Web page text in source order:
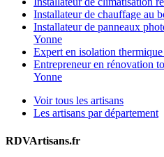
Installateur de chauffage au
Installateur de panneaux
Yonne
Expert en isolation
Entrepreneur en rénovation
Yonne
Voir tous les artisans
Les artisans par département
RDVArtisans.fr